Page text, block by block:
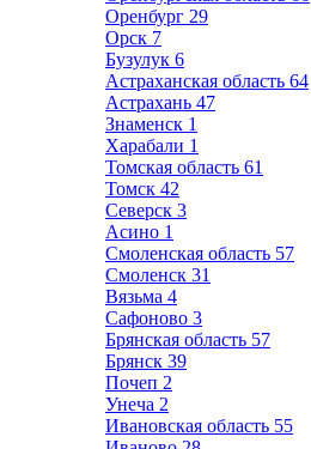
Оренбург 29
Орск 7
Бузулук 6
Астраханская область 64
Астрахань 47
Знаменск 1
Харабали 1
Томская область 61
Томск 42
Северск 3
Асино 1
Смоленская область 57
Смоленск 31
Вязьма 4
Сафоново 3
Брянская область 57
Брянск 39
Почеп 2
Унеча 2
Ивановская область 55